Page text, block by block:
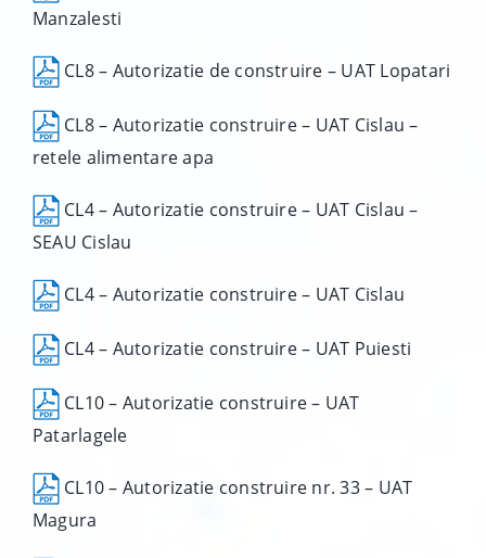
Manzalesti
CL8 – Autorizatie de construire – UAT Lopatari
CL8 – Autorizatie construire – UAT Cislau –
retele alimentare apa
CL4 – Autorizatie construire – UAT Cislau –
SEAU Cislau
CL4 – Autorizatie construire – UAT Cislau
CL4 – Autorizatie construire – UAT Puiesti
CL10 – Autorizatie construire – UAT
Patarlagele
CL10 – Autorizatie construire nr. 33 – UAT
Magura